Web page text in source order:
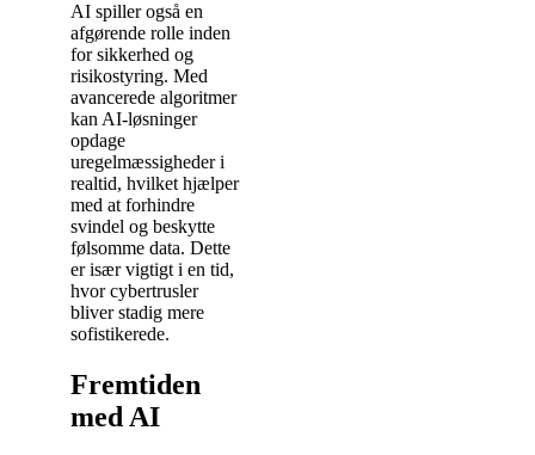
AI spiller også en
afgørende rolle inden
for sikkerhed og
risikostyring. Med
avancerede algoritmer
kan AI-løsninger
opdage
uregelmæssigheder i
realtid, hvilket hjælper
med at forhindre
svindel og beskytte
følsomme data. Dette
er især vigtigt i en tid,
hvor cybertrusler
bliver stadig mere
sofistikerede.
Fremtiden
med AI